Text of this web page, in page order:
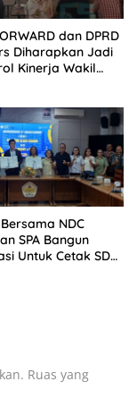
dan DPRD
Diharapkan Jadi
Kinerja Wakil
NDC
SPA Bangun
Untuk Cetak SDM
Ruas yang